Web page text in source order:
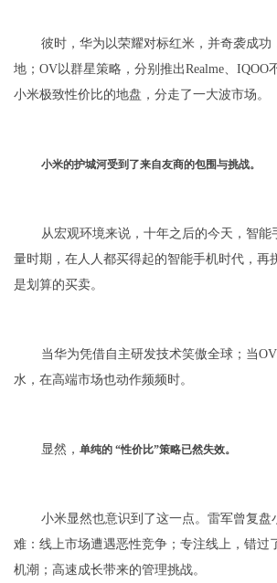
彼时，华为以荣耀对标红米，并奇袭成功
地；OV以群星策略，分别推出Realme、IQOO
小米极致性价比的地盘，分走了一大波市场。
小米的护城河受到了来自友商的包围与挑战。
从宏观环境来说，十年之后的今天，智能
量时期，在人人都买得起的智能手机时代，再
是划算的买卖。
当华为凭借自主研发技术笑傲全球；当
水，在高端市场也动作频频时。
显然， 单纯的 “性价比”策略已然失效。
小米显然也意识到了这一点。雷军曾复盘
难：线上市场遭遇恶性竞争；专注线上，错过
机潮；高速成长带来的管理挑战。